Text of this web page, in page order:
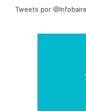
Tweets por